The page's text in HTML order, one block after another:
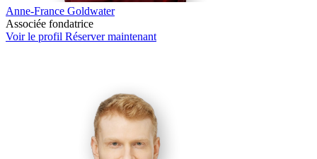
Anne-France Goldwater
Associée fondatrice
Voir le profil Réserver maintenant